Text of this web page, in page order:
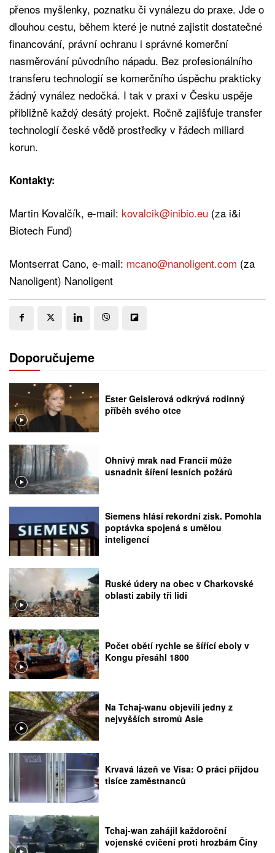
přenos myšlenky, poznatku či vynálezu do praxe. Jde o
dlouhou cestu, během které je nutné zajistit dostatečné
financování, právní ochranu i správné komerční
nasměrování původního nápadu. Bez profesionálního
transferu technologií se komerčního úspěchu prakticky
žádný vynález nedočká. I tak v praxi v Česku uspěje
přibližně každý desátý projekt. Ročně zajišťuje transfer
technologií české vědě prostředky v řádech miliard
korun.
Kontakty:
Martin Kovalčík, e-mail: kovalcik@inibio.eu (za i&i
Biotech Fund)
Montserrat Cano, e-mail: mcano@nanoligent.com (za
Nanoligent) Nanoligent
Doporučujeme
Ester Geislerová odkrývá rodinný
příběh svého otce
Ohnivý mrak nad Francií může
usnadnit šíření lesních požárů
Siemens hlásí rekordní zisk. Pomohla
poptávka spojená s umělou
inteligencí
Ruské údery na obec v Charkovské
oblasti zabily tři lidi
Počet obětí rychle se šířící eboly v
Kongu přesáhl 1800
Na Tchaj-wanu objevili jedny z
nejvyšších stromů Asie
Krvavá lázeň ve Visa: O práci přijdou
tisíce zaměstnanců
Tchaj-wan zahájil každoroční
vojenské cvičení proti hrozbám Číny